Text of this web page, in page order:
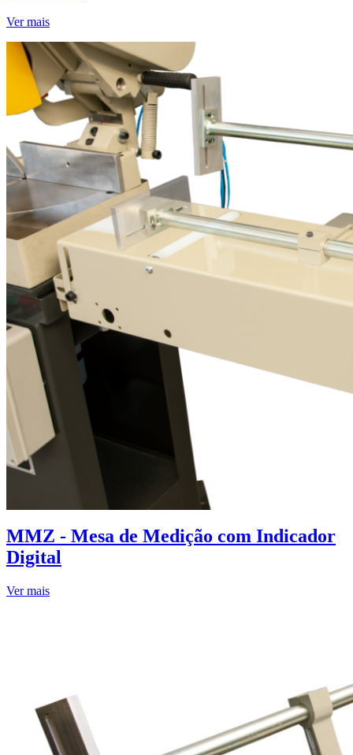
Ver mais
MMZ - Mesa de Medição com Indicador
Digital
Ver mais